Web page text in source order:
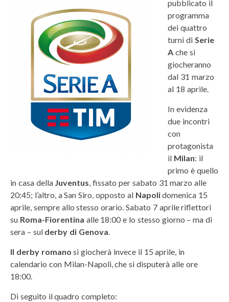
pubblicato il
programma
dei quattro
turni di Serie
A che si
giocheranno
dal 31 marzo
al 18 aprile.
In evidenza
due incontri
con
protagonista
il Milan: il
primo è quello
in casa della Juventus, fissato per sabato 31 marzo alle
20:45; l’altro, a San Siro, opposto al Napolidomenica 15
aprile, sempre allo stesso orario. Sabato 7 aprile riflettori
su Roma-Fiorentina alle 18:00 e lo stesso giorno – ma di
sera – sul derby di Genova.
Il derby romanosi giocherà invece il 15 aprile, in
calendario con Milan-Napoli, che si disputerà alle ore
18:00.
Di seguito il quadro completo: